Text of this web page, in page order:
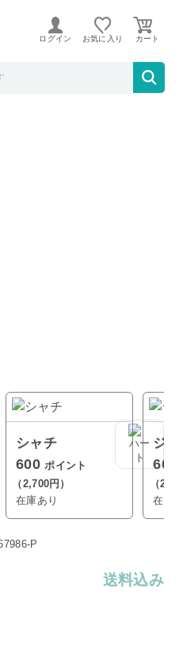
す。
ログイン お気に入り
み 抱き枕 約85cm 海
シャチ
600ポイント
（2,700円）
在庫あり
ジ
600
（
在庫
P
送料込み